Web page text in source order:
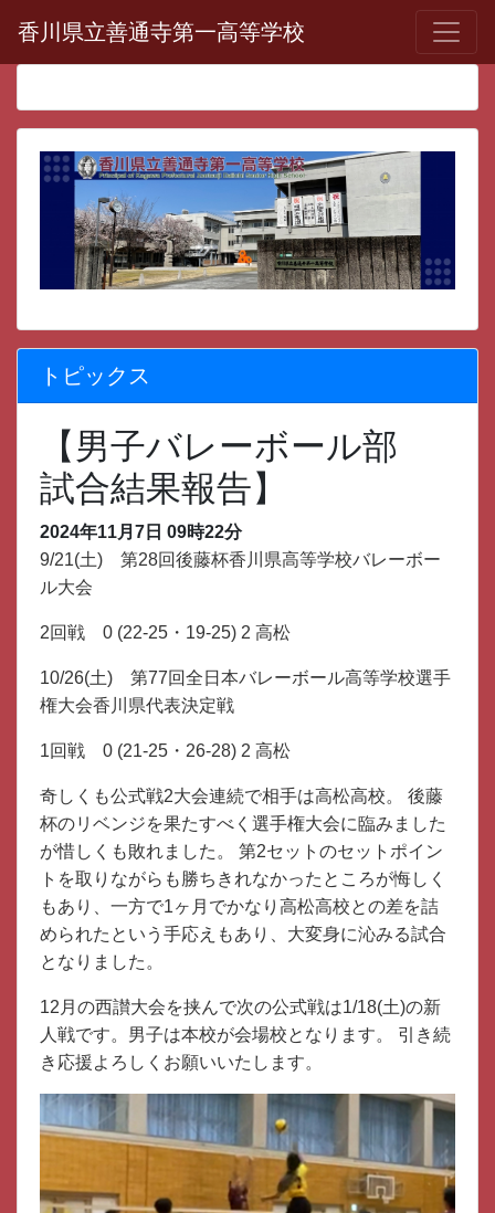
香川県立善通寺第一高等学校
トピックス
【男子バレーボール部
試合結果報告】
2024年11月7日 09時22分
9/21(土)　第28回後藤杯香川県高等学校バレーボー
ル大会
2回戦　0 (22-25・19-25) 2 高松
10/26(土) 第77回全日本バレーボール高等学校選手
権大会香川県代表決定戦
1回戦　0 (21-25・26-28) 2 高松
奇しくも公式戦2大会連続で相手は高松高校。 後藤
杯のリベンジを果たすべく選手権大会に臨みました
が惜しくも敗れました。 第2セットのセットポイン
トを取りながらも勝ちきれなかったところが悔しく
もあり、一方で1ヶ月でかなり高松高校との差を詰
められたという手応えもあり、大変身に沁みる試合
となりました。
12月の西讃大会を挟んで次の公式戦は1/18(土)の新
人戦です。男子は本校が会場校となります。 引き続
き応援よろしくお願いいたします。